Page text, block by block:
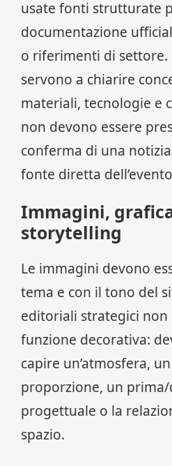
usate fonti strutturate
documentazione
o riferimenti di
servono a chiarire
materiali, tecnologie e
non devono essere
conferma di una
fonte diretta
Immagini,
storytelling
Le immagini devono
tema e con il tono del
editoriali strategici non
funzione decorativa:
capire un’atmosfera,
proporzione, un
progettuale o la
spazio.